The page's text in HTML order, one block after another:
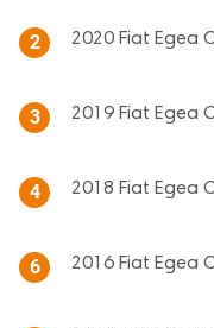
2 2020 Fiat Egea
3 2019 Fiat Egea
4 2018 Fiat Egea
6 2016 Fiat Egea